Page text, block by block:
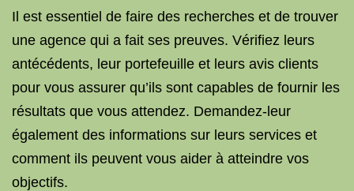
Il est essentiel de faire des recherches et de trouver
une agence qui a fait ses preuves. Vérifiez leurs
antécédents, leur portefeuille et leurs avis clients
pour vous assurer qu’ils sont capables de fournir les
résultats que vous attendez. Demandez-leur
également des informations sur leurs services et
comment ils peuvent vous aider à atteindre vos
objectifs.